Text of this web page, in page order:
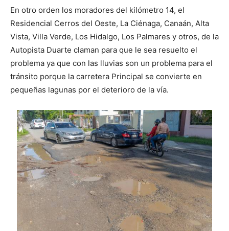
En otro orden los moradores del kilómetro 14, el
Residencial Cerros del Oeste, La Ciénaga, Canaán, Alta
Vista, Villa Verde, Los Hidalgo, Los Palmares y otros, de la
Autopista Duarte claman para que le sea resuelto el
problema ya que con las lluvias son un problema para el
tránsito porque la carretera Principal se convierte en
pequeñas lagunas por el deterioro de la vía.